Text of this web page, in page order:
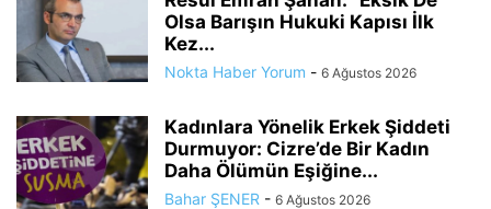
Olsa Barışın Hukuki Kapısı İlk
Kez...
Nokta Haber Yorum - 6 Ağustos 2026
Kadınlara Yönelik Erkek Şiddeti
Durmuyor: Cizre’de Bir Kadın
Daha Ölümün Eşiğine...
Bahar ŞENER - 6 Ağustos 2026